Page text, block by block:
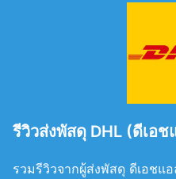
รีวิวส่งพัสดุ DHL (ดีเอช
รวมรีวิวจากผู้ส่งพัสดุ ดีเอชแ